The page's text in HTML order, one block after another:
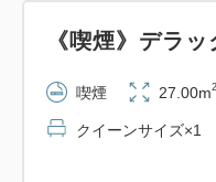
・敷地内の地下及び地
1:00p.m.）※予約不可
《喫煙》デラ
喫煙 27.00m2
クイーンサイズ×1